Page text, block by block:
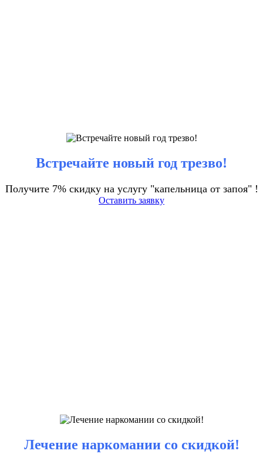
Встречайте новый год трезво!
Получите 7% скидку на услугу "капельница от запоя" !
Оставить заявку
Лечение наркомании со скидкой!